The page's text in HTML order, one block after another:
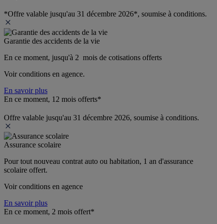
*Offre valable jusqu'au 31 décembre 2026*, soumise à conditions.
Garantie des accidents de la vie
En ce moment, jusqu'à 2  mois de cotisations offerts
Voir conditions en agence.
En savoir plus
En ce moment, 12 mois offerts*
Offre valable jusqu'au 31 décembre 2026, soumise à conditions.
Assurance scolaire
Pour tout nouveau contrat auto ou habitation, 1 an d'assurance
scolaire offert.
Voir conditions en agence
En savoir plus
En ce moment, 2 mois offert*